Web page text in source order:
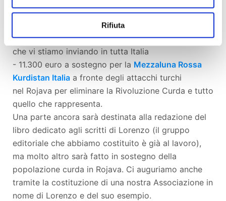
Rifiuta
Lorenzo nel giugno scorso;
- 2.100 euro per le spese legate alla campagna
stessa, come la stampa e spedizione delle stampe
che vi stiamo inviando in tutta Italia
- 11.300 euro a sostegno per la Mezzaluna Rossa
Kurdistan Italia a fronte degli attacchi turchi
nel Rojava per eliminare la Rivoluzione Curda e tutto
quello che rappresenta.
Una parte ancora sarà destinata alla redazione del
libro dedicato agli scritti di Lorenzo (il gruppo
editoriale che abbiamo costituito è già al lavoro),
ma molto altro sarà fatto in sostegno della
popolazione curda in Rojava. Ci auguriamo anche
tramite la costituzione di una nostra Associazione in
nome di Lorenzo e del suo esempio.